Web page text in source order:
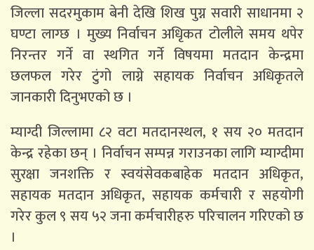
जिल्ला सदरमुकाम बेनी देखि शिख पुग्न सवारी साधानमा २
घण्टा लाग्छ । मुख्य निर्वाचन अधिृकत टोलीले समय थपेर
निरन्तर गर्ने वा स्थगित गर्ने विषयमा मतदान केन्द्रमा
छलफल गरेर टुंगो लाग्ने सहायक निर्वाचन अधिकृतले
जानकारी दिनुभएको छ ।
म्याग्दी जिल्लामा ८२ वटा मतदानस्थल, १ सय २० मतदान
केन्द्र रहेका छन् । निर्वाचन सम्पन्न गराउनका लागि म्याग्दीमा
सुरक्षा जनशक्ति र स्वयंसेवकबाहेक मतदान अधिकृत,
सहायक मतदान अधिकृत, सहायक कर्मचारी र सहयोगी
गरेर कुल ९ सय ५२ जना कर्मचारीहरु परिचालन गरिएको छ
।